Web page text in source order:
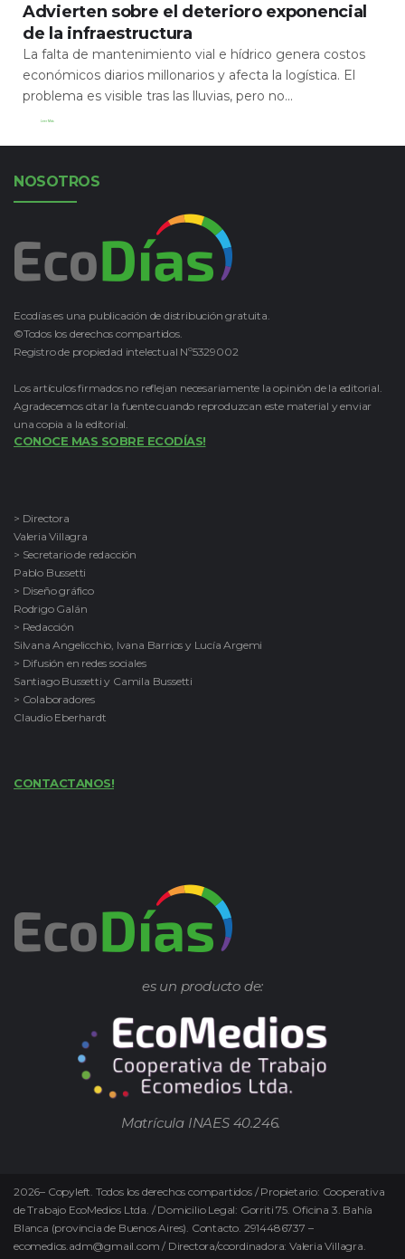
Advierten sobre el deterioro exponencial
de la infraestructura
La falta de mantenimiento vial e hídrico genera costos
económicos diarios millonarios y afecta la logística. El
problema es visible tras las lluvias, pero no...
Leer Más
NOSOTROS
Ecodías es una publicación de distribución gratuita.
©Todos los derechos compartidos.
Registro de propiedad intelectual Nº5329002
Los artículos firmados no reflejan necesariamente la opinión de la editorial.
Agradecemos citar la fuente cuando reproduzcan este material y enviar
una copia a la editorial.
CONOCE MAS SOBRE ECODÍAS!
> Directora
Valeria Villagra
> Secretario de redacción
Pablo Bussetti
> Diseño gráfico
Rodrigo Galán
> Redacción
Silvana Angelicchio, Ivana Barrios y Lucía Argemi
> Difusión en redes sociales
Santiago Bussetti y Camila Bussetti
> Colaboradores
Claudio Eberhardt
CONTACTANOS!
es un producto de:
Matrícula INAES 40.246.
2026– Copyleft. Todos los derechos compartidos / Propietario: Cooperativa
de Trabajo EcoMedios Ltda. / Domicilio Legal: Gorriti 75. Oficina 3. Bahía
Blanca (provincia de Buenos Aires). Contacto. 2914486737 –
ecomedios.adm@gmail.com / Directora/coordinadora: Valeria Villagra.